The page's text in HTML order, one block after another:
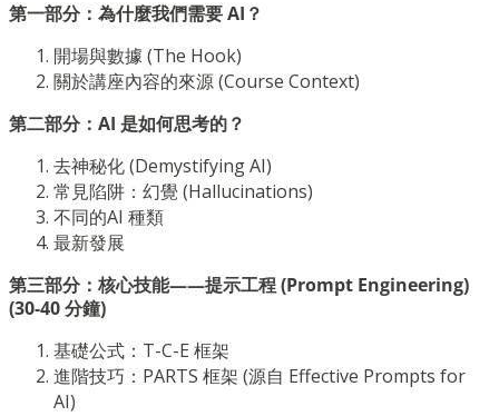
第一部分：為什麼我們需要 AI？
開場與數據 (The Hook)
關於講座內容的來源 (Course Context)
第二部分：AI 是如何思考的？
去神秘化 (Demystifying AI)
常見陷阱：幻覺 (Hallucinations)
不同的AI 種類
最新發展
第三部分：核心技能——提示工程 (Prompt Engineering)
(30-40 分鐘)
基礎公式：T-C-E 框架
進階技巧：PARTS 框架 (源自 Effective Prompts for
AI)